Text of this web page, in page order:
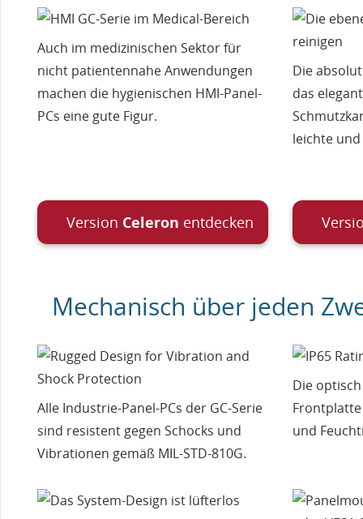
Auch im medizinischen Sektor für
nicht patientennahe Anwendungen
machen die hygienischen HMI-Panel-
PCs eine gute Figur.
Die
das
leichte
Version Celeron entdecken
Mechanisch über jeden
Alle Industrie-Panel-PCs der GC-Serie
sind resistent gegen Schocks und
Vibrationen gemäß MIL-STD-810G.
Die
und